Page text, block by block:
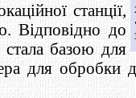
станції,
Відповідно до
базою для
для обробки